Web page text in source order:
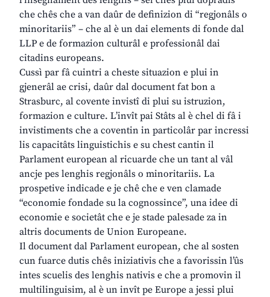
che chês che a van daûr de definizion di “regjonâls o
minoritariis” – che al è un dai elements di fonde dal
LLP e de formazion culturâl e professionâl dai
citadins europeans.
Cussì par fâ cuintri a cheste situazion e plui in
gjenerâl ae crisi, daûr dal document fat bon a
Strasburc, al covente invistî di plui su istruzion,
formazion e culture. L’invît pai Stâts al è chel di fâ i
invistiments che a coventin in particolâr par incressi
lis capacitâts linguistichis e su chest cantin il
Parlament european al ricuarde che un tant al vâl
ancje pes lenghis regjonâls o minoritariis. La
prospetive indicade e je chê che e ven clamade
“economie fondade su la cognossince”, una idee di
economie e societât che e je stade palesade za in
altris documents de Union Europeane.
Il document dal Parlament european, che al sosten
cun fuarce dutis chês iniziativis che a favorissin l’ûs
intes scuelis des lenghis nativis e che a promovin il
multilinguisim, al è un invît pe Europe a jessi plui